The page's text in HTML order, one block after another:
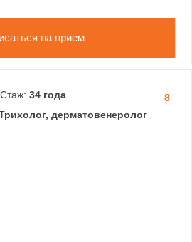
на прием
8
Стаж: 34 года
дерматовенеролог